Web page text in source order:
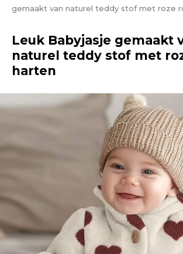
Kinderstoffen
Kinderkamer
Katoen
Grootverbruik
Tijdpakker stof
gemaakt van naturel teddy stof met roze
Leuk Babyjasje gemaakt
naturel teddy stof met
harten